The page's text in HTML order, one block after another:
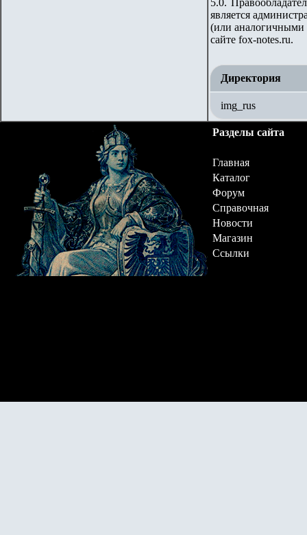
5.0.
является
(или аналогичными
сайте fox-notes.ru.
Директория
img_rus
Разделы сайта
Главная
Каталог
Форум
Справочная
Новости
Магазин
Ссылки